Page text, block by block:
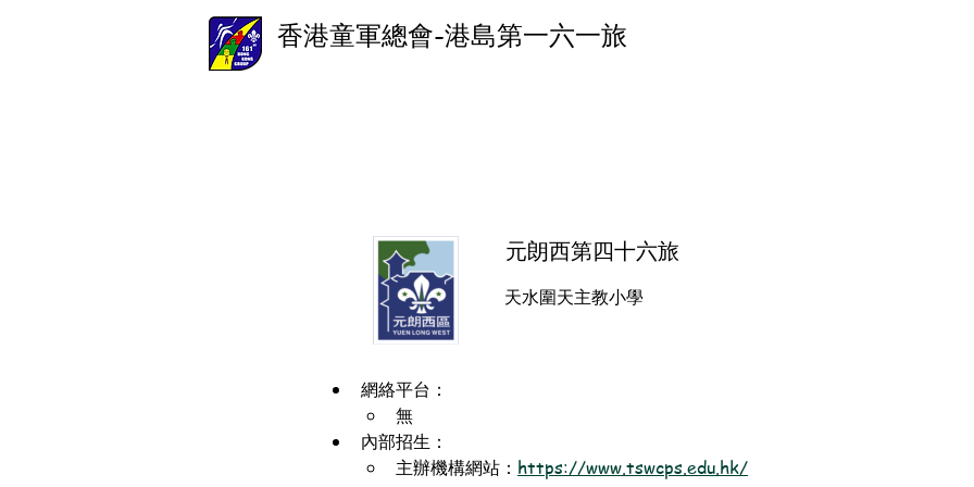
香港童軍總會-港島第一六一旅
元朗西第四十六旅
天水圍天主教小學
網絡平台：
無
內部招生：
主辦機構網站： https://www.tswcps.edu.hk/